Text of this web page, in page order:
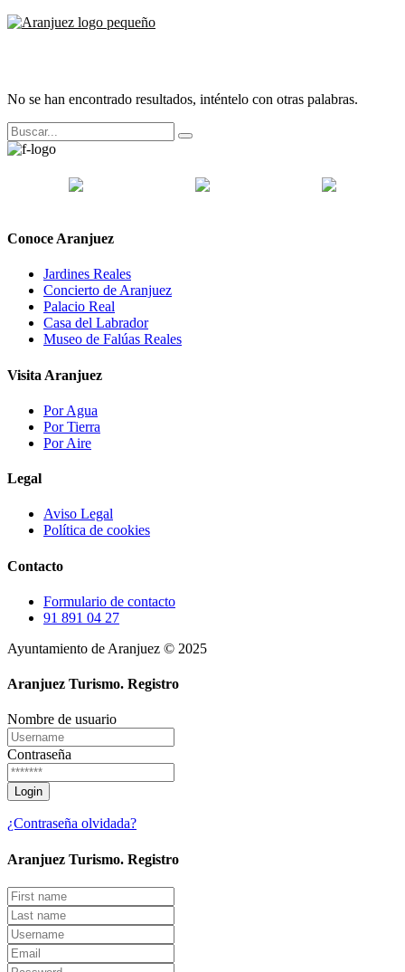
No se han encontrado resultados, inténtelo con otras palabras.
Conoce Aranjuez
Jardines Reales
Concierto de Aranjuez
Palacio Real
Casa del Labrador
Museo de Falúas Reales
Visita Aranjuez
Por Agua
Por Tierra
Por Aire
Legal
Aviso Legal
Política de cookies
Contacto
Formulario de contacto
91 891 04 27
Ayuntamiento de Aranjuez © 2025
Aranjuez Turismo. Registro
Nombre de usuario
Contraseña
¿Contraseña olvidada?
Aranjuez Turismo. Registro